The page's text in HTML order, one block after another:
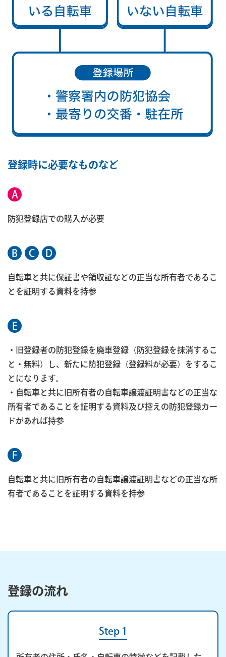
登録時に必要なものなど
A
防犯登録店での購入が必要
B C D
自転車と共に保証書や領収証などの正当な所有者であるこ
とを証明する資料を持参
E
・旧登録者の防犯登録を廃車登録（防犯登録を抹消するこ
と・無料）し、新たに防犯登録（登録料が必要）をするこ
とになります。
・自転車と共に旧所有者の自転車譲渡証明書などの正当な
所有者であることを証明する資料及び控えの防犯登録カー
ドがあれば持参
F
自転車と共に旧所有者の自転車譲渡証明書などの正当な所
有者であることを証明する資料を持参
登録の流れ
Step 1